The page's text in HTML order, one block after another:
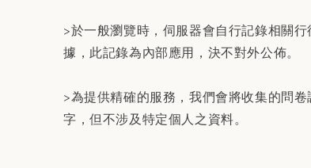
>於一般瀏覽時，伺服器會自行記錄相關
據，此記錄為內部應用，決不對外公佈。
>為提供精確的服務，我們會將收集的問
字，但不涉及特定個人之資料。